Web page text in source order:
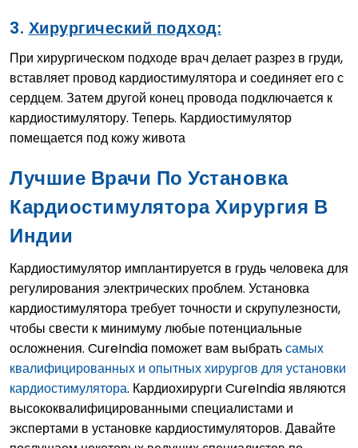
3. Хирургический подход:
При хирургическом подходе врач делает разрез в груди,
вставляет провод кардиостимулятора и соединяет его с
сердцем. Затем другой конец провода подключается к
кардиостимулятору. Теперь. Кардиостимулятор
помещается под кожу живота
Лучшие Врачи По Установка
Кардиостимулятора Хирургия В
Индии
Кардиостимулятор имплантируется в грудь человека для
регулирования электрических проблем. Установка
кардиостимулятора требует точности и скрупулезности,
чтобы свести к минимуму любые потенциальные
осложнения. CureIndia поможет вам выбратьсамых
квалифицированных и опытных хирургов для установки
кардиостимулятора. Кардиохирурги CureIndia являются
высококвалифицированными специалистами и
экспертами в установке кардиостимуляторов. Давайте